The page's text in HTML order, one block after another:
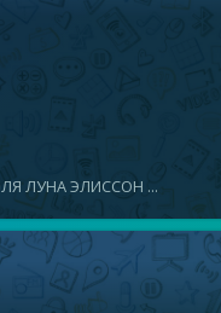
ЛУНА ЭЛИССОН ...